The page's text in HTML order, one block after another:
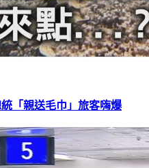
「親送毛巾」旅客嗨爆